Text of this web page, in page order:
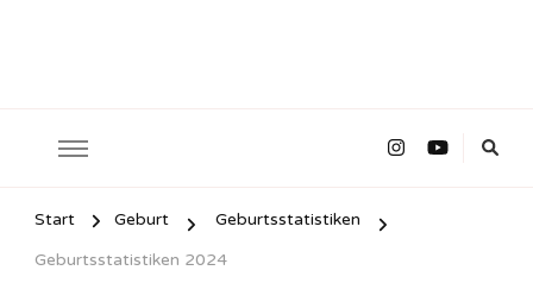
Start Geburt
Geburtsstatistiken
Geburtsstatistiken 2024